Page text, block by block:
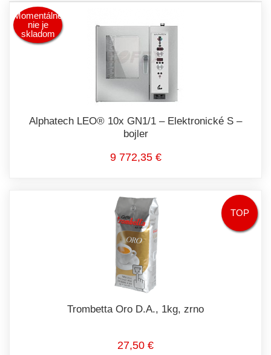
Momentálne
nie je
skladom
Alphatech LEO® 10x GN1/1 – Elektronické S –
bojler
9 772,35 €
TOP
Trombetta Oro D.A., 1kg, zrno
27,50 €